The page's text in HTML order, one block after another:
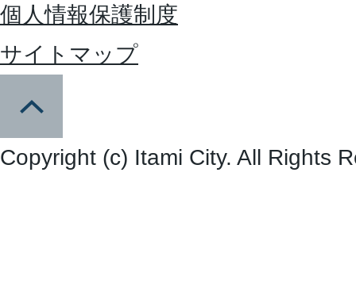
個人情報保護制度
サイトマップ
Copyright (c) Itami City. All Rights